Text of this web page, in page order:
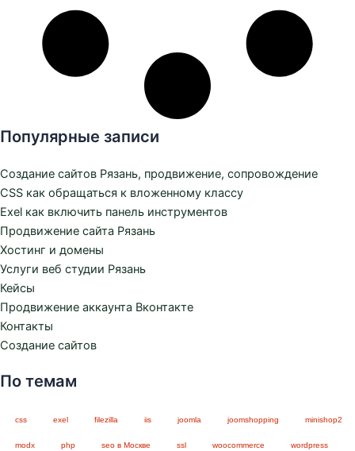
Популярные записи
Создание сайтов Рязань, продвижение, сопровождение
CSS как обращаться к вложенному классу
Exel как включить панель инструментов
Продвижение сайта Рязань
Хостинг и домены
Услуги веб студии Рязань
Кейсы
Продвижение аккаунта Вконтакте
Контакты
Создание сайтов
По темам
css exel filezilla iis joomla joomshopping minishop2
modx php seo в Москве ssl woocommerce wordpress